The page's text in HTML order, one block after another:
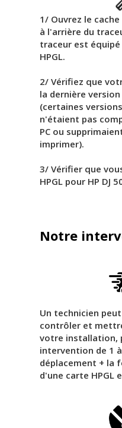
1/ Ouvrez le
à l'arrière du
traceur est
HPGL.
2/ Vérifiez que
la dernière
(certaines
n'étaient pas
PC ou
imprimer).
3/ Vérifier que
HPGL pour HP DJ
Notre
Un technicien
contrôler et
votre installation,
intervention de 1
déplacement + la
d'une carte HPGL